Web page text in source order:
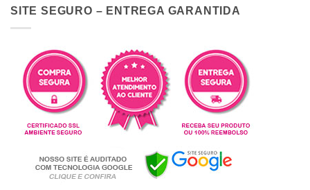
SITE SEGURO – ENTREGA GARANTIDA